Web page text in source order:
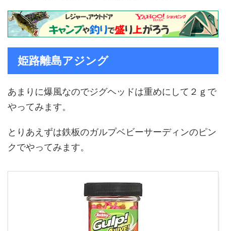
姫路離島アジング
あまりに爆風なのでジグヘッドは重めにして２ｇで
やってみます。
とりあえずは鉄板のガルプベビーサーディンのピン
クでやってみます。